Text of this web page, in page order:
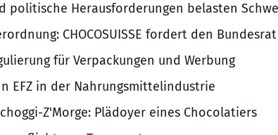
politische Herausforderungen belasten
CHOCOSUISSE fordert den
für Verpackungen und Werbung
EFZ in der Nahrungsmittelindustrie
Z'Morge: Plädoyer eines Chocolatiers